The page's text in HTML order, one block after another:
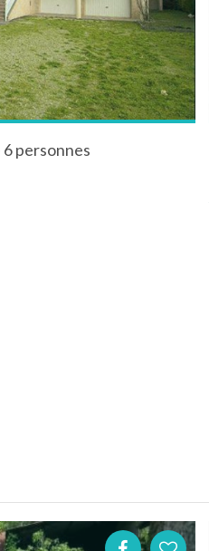
6 personnes